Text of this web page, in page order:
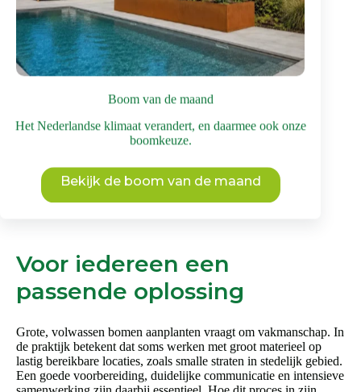
Boom van de maand
Het Nederlandse klimaat verandert, en daarmee ook onze
boomkeuze.
Bekijk de boom van de maand
Bekijk deze boom
Dit
product
heeft
meerdere
variaties.
optie
kan
gekozen
op
de
Voor iedereen een
passende oplossing
Grote, volwassen bomen aanplanten vraagt om vakmanschap. In
de praktijk betekent dat soms werken met groot materieel op
lastig bereikbare locaties, zoals smalle straten in stedelijk gebied.
Een goede voorbereiding, duidelijke communicatie en intensieve